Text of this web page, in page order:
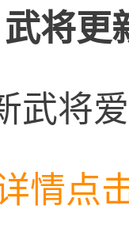
武将更
武将
击